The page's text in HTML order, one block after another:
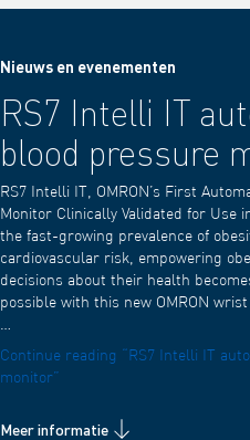
Nieuws en evenementen
RS7 Intelli IT
blood pressure
RS7 Intelli IT, OMRON’s First
Monitor Clinically Validated for Use
the fast-growing prevalence of
cardiovascular risk, empowering
decisions about their health
possible with this new OMRON
…
Continue reading
“RS7 Intelli IT
monitor”
Meer informatie